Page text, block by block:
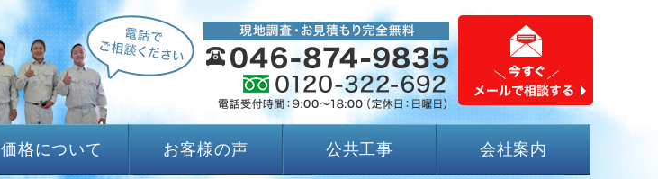
価格について お客様の声 公共工事 会社案内